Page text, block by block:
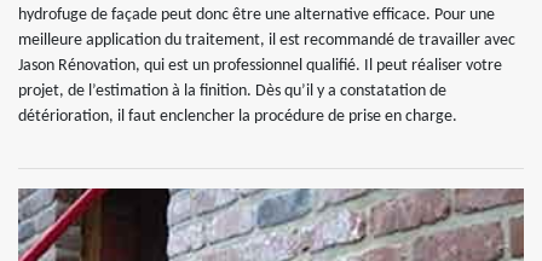
hydrofuge de façade peut donc être une alternative efficace. Pour une
meilleure application du traitement, il est recommandé de travailler avec
Jason Rénovation, qui est un professionnel qualifié. Il peut réaliser votre
projet, de l’estimation à la finition. Dès qu’il y a constatation de
détérioration, il faut enclencher la procédure de prise en charge.